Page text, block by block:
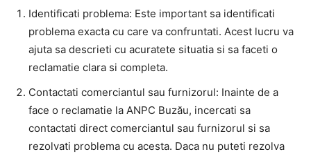
Identificati problema: Este important sa identificati
problema exacta cu care va confruntati. Acest lucru va
ajuta sa descrieti cu acuratete situatia si sa faceti o
reclamatie clara si completa.
Contactati comerciantul sau furnizorul: Inainte de a
face o reclamatie la ANPC Buzău, incercati sa
contactati direct comerciantul sau furnizorul si sa
rezolvati problema cu acesta. Daca nu puteti rezolva